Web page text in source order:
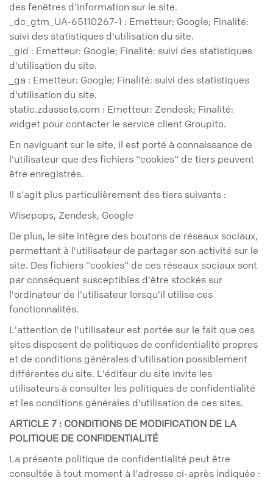
des fenêtres d'information sur le site.
_dc_gtm_UA-65110267-1 : Emetteur: Google; Finalité:
suivi des statistiques d'utilisation du site.
_gid : Emetteur: Google; Finalité: suivi des statistiques
d'utilisation du site.
_ga : Emetteur: Google; Finalité: suivi des statistiques
d'utilisation du site.
static.zdassets.com : Emetteur: Zendesk; Finalité:
widget pour contacter le service client Groupito.
En naviguant sur le site, il est porté à connaissance de
l'utilisateur que des fichiers "cookies" de tiers peuvent
être enregistrés.
Il s'agit plus particulièrement des tiers suivants :
Wisepops, Zendesk, Google
De plus, le site intègre des boutons de réseaux sociaux,
permettant à l'utilisateur de partager son activité sur le
site. Des fichiers "cookies" de ces réseaux sociaux sont
par conséquent susceptibles d'être stockés sur
l'ordinateur de l'utilisateur lorsqu'il utilise ces
fonctionnalités.
L'attention de l'utilisateur est portée sur le fait que ces
sites disposent de politiques de confidentialité propres
et de conditions générales d'utilisation possiblement
différentes du site. L'éditeur du site invite les
utilisateurs à consulter les politiques de confidentialité
et les conditions générales d'utilisation de ces sites.
ARTICLE 7 : CONDITIONS DE MODIFICATION DE LA
POLITIQUE DE CONFIDENTIALITÉ
La présente politique de confidentialité peut être
consultée à tout moment à l'adresse ci-après indiquée :